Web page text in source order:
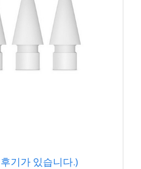
기가 있습니다.)